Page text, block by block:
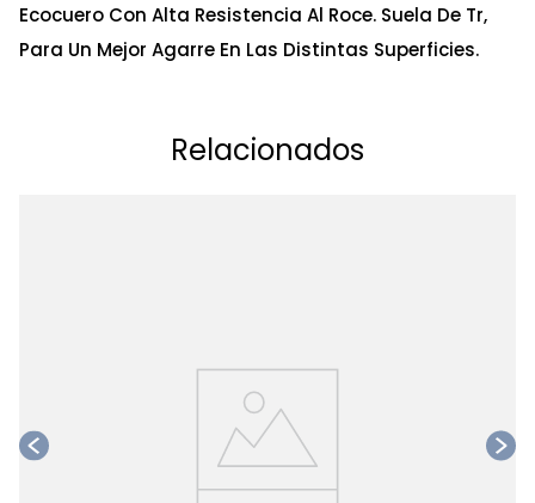
Ecocuero Con Alta Resistencia Al Roce. Suela De Tr,
Para Un Mejor Agarre En Las Distintas Superficies.
Relacionados